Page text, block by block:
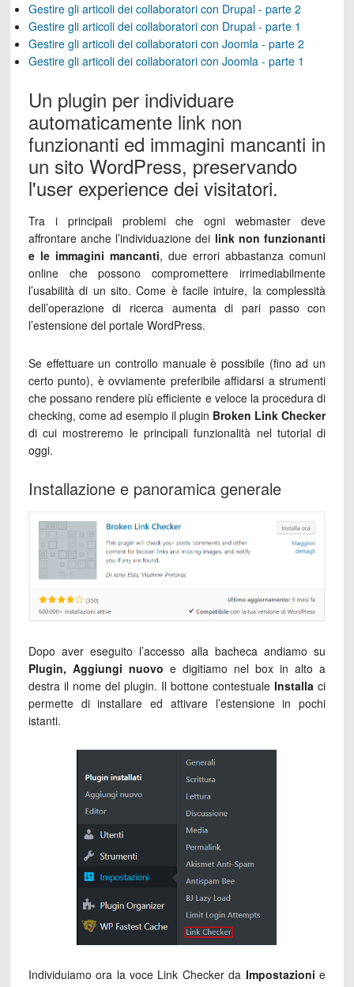
Gestire gli articoli dei collaboratori con Drupal - parte 2
Gestire gli articoli dei collaboratori con Drupal - parte 1
Gestire gli articoli dei collaboratori con Joomla - parte 2
Gestire gli articoli dei collaboratori con Joomla - parte 1
Un plugin per individuare
automaticamente link non
funzionanti ed immagini mancanti in
un sito WordPress, preservando
l'user experience dei visitatori.
Tra i principali problemi che ogni webmaster deve
affrontare anche l’individuazione dei link non funzionanti
e le immagini mancanti, due errori abbastanza comuni
online che possono compromettere irrimediabilmente
l’usabilità di un sito. Come è facile intuire, la complessità
dell’operazione di ricerca aumenta di pari passo con
l’estensione del portale WordPress.
Se effettuare un controllo manuale è possibile (fino ad un
certo punto), è ovviamente preferibile affidarsi a strumenti
che possano rendere più efficiente e veloce la procedura di
checking, come ad esempio il plugin Broken Link Checker
di cui mostreremo le principali funzionalità nel tutorial di
oggi.
Installazione e panoramica generale
Dopo aver eseguito l’accesso alla bacheca andiamo su
Plugin, Aggiungi nuovo e digitiamo nel box in alto a
destra il nome del plugin. Il bottone contestualeInstalla ci
permette di installare ed attivare l’estensione in pochi
istanti.
Individuiamo ora la voce Link Checker da Impostazioni e